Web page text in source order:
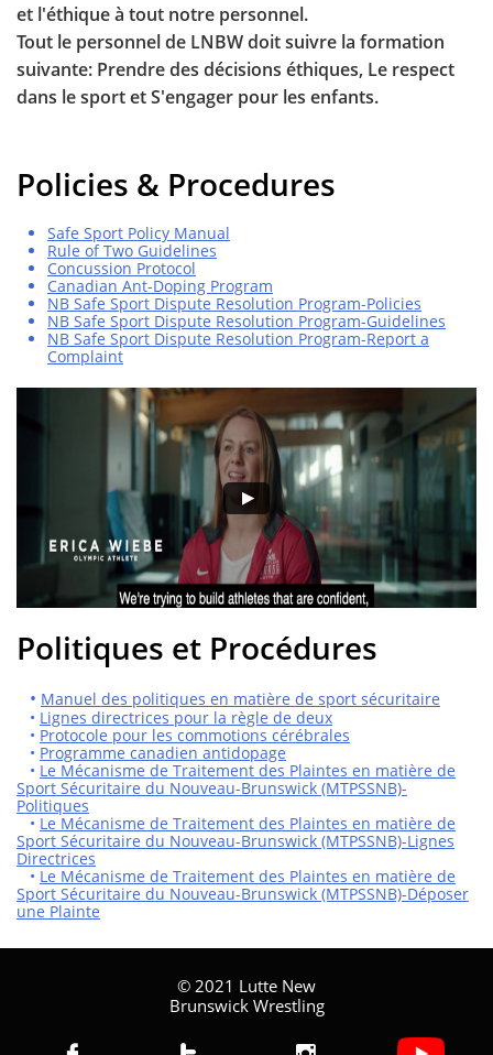
et l'éthique à tout notre personnel.
Tout le personnel de LNBW doit suivre la formation
suivante: Prendre des décisions éthiques, Le respect
dans le sport et S'engager pour les enfants.
Policies & Procedures
Safe Sport Policy Manual
Rule of Two Guidelines
Concussion Protocol
Canadian Ant-Doping Program
NB Safe Sport Dispute Resolution Program-Policies
NB Safe Sport Dispute Resolution Program-Guidelines
NB Safe Sport Dispute Resolution Program-Report a
Complaint
Politiques et Procédures
• Manuel des politiques en matière de sport sécuritaire
• Lignes directrices pour la règle de deux
• Protocole pour les commotions cérébrales
• Programme canadien antidopage
• Le Mécanisme de Traitement des Plaintes en matière de
Sport Sécuritaire du Nouveau-Brunswick (MTPSSNB)-
Politiques
• Le Mécanisme de Traitement des Plaintes en matière de
Sport Sécuritaire du Nouveau-Brunswick (MTPSSNB)-Lignes
Directrices
• Le Mécanisme de Traitement des Plaintes en matière de
Sport Sécuritaire du Nouveau-Brunswick (MTPSSNB)-Déposer
une Plainte
© 2021 Lutte New
Brunswick Wrestling